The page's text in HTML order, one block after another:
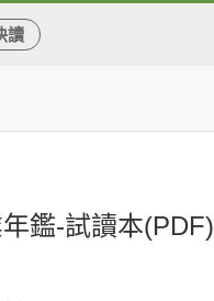
讀
鑑-試讀本(PDF)